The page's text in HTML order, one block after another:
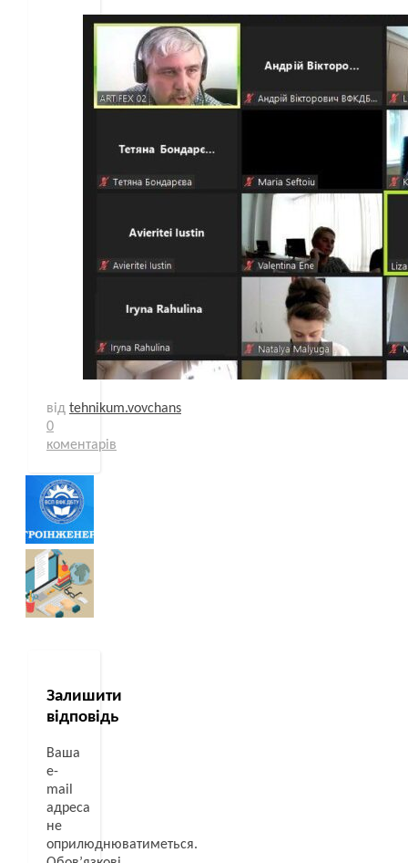
від tehnikum.vovchans
0
коментарів
Залишити
відповідь
Ваша
e-
mail
адреса
не
оприлюднюватиметься.